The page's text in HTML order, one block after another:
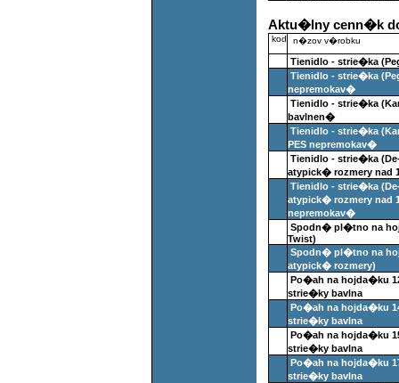
Aktu�lny cenn�k
kod n�zov v�robku
Tienidlo - strie�ka
Tienidlo - strie�ka
nepremokav�
Tienidlo - strie�ka
bavlnen�
Tienidlo - strie�ka
PES nepremokav�
Tienidlo - strie�ka
atypick� rozmery nad
Tienidlo - strie�ka
atypick� rozmery nad
nepremokav�
Spodn� pl�tno na
Twist)
Spodn� pl�tno na
atypick� rozmery)
Po�ah na hojda�ku
strie�ky bavlna
Po�ah na hojda�ku
strie�ky bavlna
Po�ah na hojda�ku
strie�ky bavlna
Po�ah na hojda�ku
strie�ky bavlna